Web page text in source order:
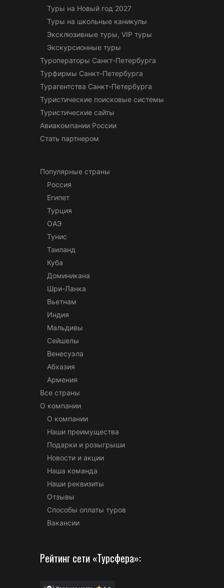
Туры на Новый год 2027
Туры на школьные каникулы
Эксклюзивные туры, VIP туры
Экскурсионные туры
Туроператоры Санкт-Петербурга
Турфирмы Санкт-Петербурга
Турагентства Санкт-Петербурга
Туристические поисковые системы
Туристические сайты
Авиакомпании России
Стать партнером
Популярные страны
Россия
Египет
Турция
ОАЭ
Тунис
Таиланд
Куба
Доминикана
Шри-Ланка
Вьетнам
Индия
Мальдивы
Сейшелы
Венесуэла
Абхазия
Армения
Все страны
О компании
О компании
Наши преимущества
Подарки и розыгрыши
Новости и акции
Наша команда
Наши реквизиты
Отзывы
Способы оплаты туров
Вакансии
Рейтинг сети «Турсфера»: